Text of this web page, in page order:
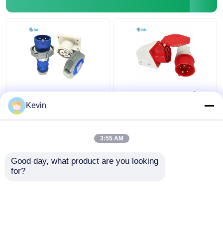
3 πιν 220V-250V
Σωλήνη βιομηχανικής
πρίζας με βαθμολογία
επιτοίχιας
τοποθέτησης
Kevin
3:55 AM
Good day, what product are you looking
for?